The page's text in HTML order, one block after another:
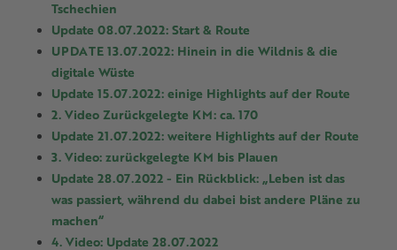
Tschechien
Update 08.07.2022: Start & Route
UPDATE 13.07.2022: Hinein in die Wildnis & die
digitale Wüste
Update 15.07.2022: einige Highlights auf der Route
2. Video Zurückgelegte KM: ca. 170
Update 21.07.2022: weitere Highlights auf der Route
3. Video: zurückgelegte KM bis Plauen
Update 28.07.2022 - Ein Rückblick: „Leben ist das
was passiert, während du dabei bist andere Pläne zu
machen“
4. Video: Update 28.07.2022